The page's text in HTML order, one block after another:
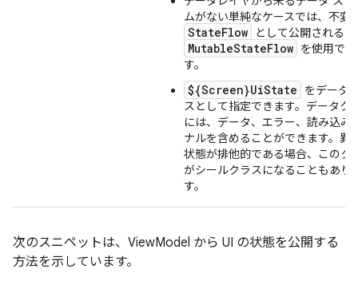
ムがない単純なケースでは、不変
StateFlow として公開される
MutableStateFlow を使用で
す。
${Screen}UiState
をデータ
スとして指定できます。データク
には、データ、エラー、読み込み
ナルを含めることができます。異
状態が排他的である場合、このク
がシールクラスになることもあり
す。
次のスニペットは、ViewModel から UI の状態を公開する
方法を示しています。